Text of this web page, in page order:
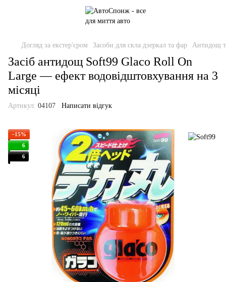
Догляд за екстер'єром Засоби для скла дзеркал та фар Антидощ
Засіб антидощ Soft99 Glaco Roll On
Large — ефект водовідштовхування на 3
місяці
Артикул: 04107 Написати відгук
−15%
6
6